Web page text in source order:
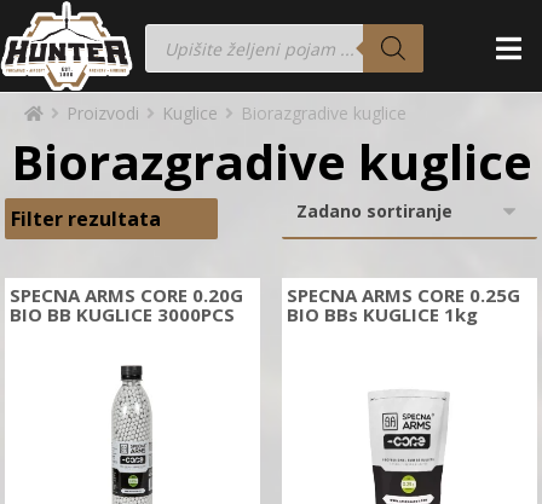
Proizvodi Kuglice Biorazgradive kuglice
Biorazgradive kuglice
Filter rezultata
SPECNA ARMS CORE 0.20G
BIO BB KUGLICE 3000PCS
SPECNA ARMS CORE 0.25G
BIO BBs KUGLICE 1kg